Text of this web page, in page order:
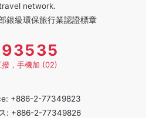
network.
銀級環保旅行業認證標章
撥，手機加 (02)
+886-2-77349823
: +886-2-77349826